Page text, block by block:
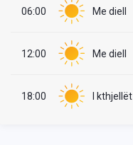
06:00 Me diell
12:00 Me diell
18:00 I kthjellët